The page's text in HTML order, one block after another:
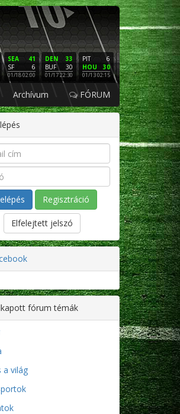
41
SEA
6
SF
01/18 02:00
33
DEN
30
BUF
01/17 22:30
6
PIT
30
HOU
01/13 02:15
16
NE
3
LAC
01/12 02:00
PHI
SF
01/11
Archívum FÓRUM
Regisztráció
Elfelejtett jelszó
fórum témák
a világ